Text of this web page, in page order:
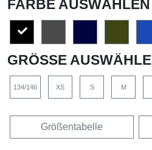
FARBE AUSWÄHLEN
GRÖSSE AUSWÄHLEN
134/146 XS S M
Größentabelle